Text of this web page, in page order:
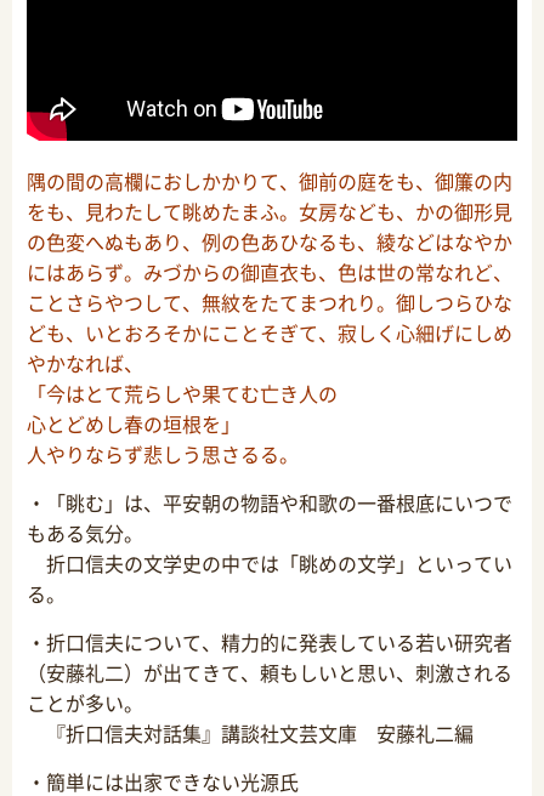
隅の間の高欄におしかかりて、御前の庭をも、御簾の内
をも、見わたして眺めたまふ。女房なども、かの御形見
の色変へぬもあり、例の色あひなるも、綾などはなやか
にはあらず。みづからの御直衣も、色は世の常なれど、
ことさらやつして、無紋をたてまつれり。御しつらひな
ども、いとおろそかにことそぎて、寂しく心細げにしめ
やかなれば、
「今はとて荒らしや果てむ亡き人の
心とどめし春の垣根を」
人やりならず悲しう思さるる。
・「眺む」は、平安朝の物語や和歌の一番根底にいつで
もある気分。
折口信夫の文学史の中では「眺めの文学」といってい
る。
・折口信夫について、精力的に発表している若い研究者
（安藤礼二）が出てきて、頼もしいと思い、刺激される
ことが多い。
『折口信夫対話集』講談社文芸文庫 安藤礼二編
・簡単には出家できない光源氏